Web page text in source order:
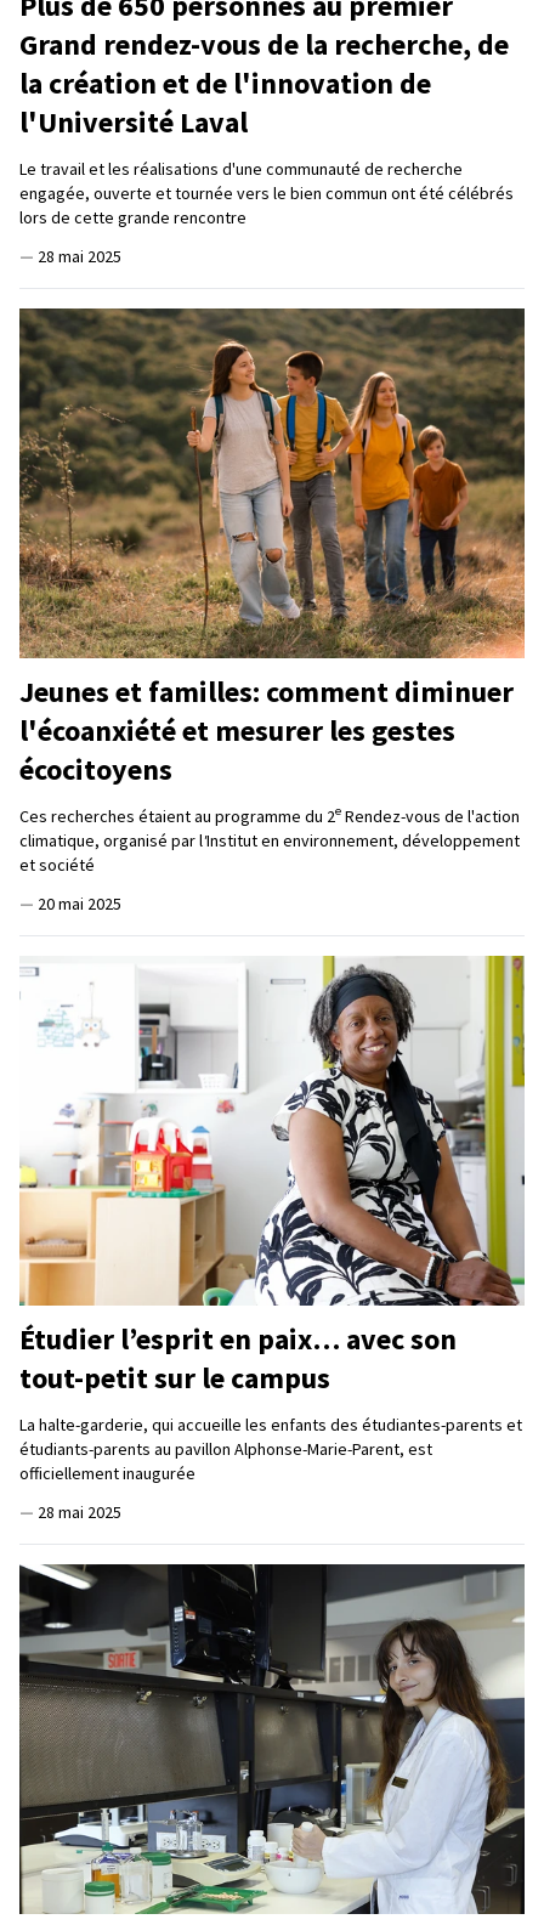
Grand rendez-vous de la recherche, de
la création et de l'innovation de
l'Université Laval
Le travail et les réalisations d'une communauté de recherche
engagée, ouverte et tournée vers le bien commun ont été célébrés
lors de cette grande rencontre
— 28 mai 2025
Jeunes et familles: comment diminuer
l'écoanxiété et mesurer les gestes
écocitoyens
Ces recherches étaient au programme du 2e Rendez-vous de l'action
climatique, organisé par l'Institut en environnement, développement
et société
— 20 mai 2025
Étudier l’esprit en paix… avec son
tout-petit sur le campus
La halte-garderie, qui accueille les enfants des étudiantes-parents et
étudiants-parents au pavillon Alphonse-Marie-Parent, est
officiellement inaugurée
— 28 mai 2025